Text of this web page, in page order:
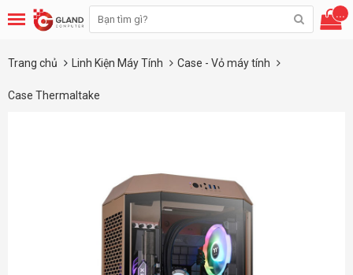
...
Trang chủ Linh Kiện Máy Tính Case - Vỏ máy tính
Case Thermaltake